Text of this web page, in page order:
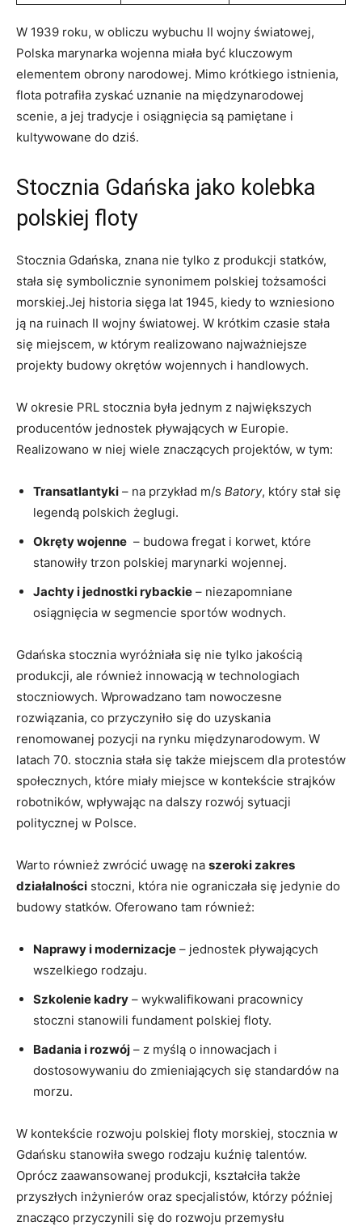
W⁣ 1939 ‍roku, w obliczu wybuchu II wojny światowej,
Polska marynarka wojenna miała ​być kluczowym
elementem ‍obrony narodowej. ‌Mimo krótkiego istnienia,​
flota potrafiła zyskać uznanie na międzynarodowej‍
scenie, a jej tradycje i osiągnięcia⁣ są pamiętane ⁢i
kultywowane do dziś.
Stocznia Gdańska jako kolebka
polskiej floty
Stocznia Gdańska, znana⁤ nie tylko z‌ produkcji statków,
stała się symbolicznie synonimem polskiej tożsamości
morskiej.Jej ‍historia‌ sięga lat 1945, kiedy to wzniesiono
ją‍ na ruinach II wojny światowej. W krótkim czasie stała
się miejscem, w którym realizowano najważniejsze​
projekty ​budowy okrętów wojennych i handlowych.
W ⁣okresie⁣ PRL‍ stocznia była jednym z największych
producentów jednostek pływających w Europie.
Realizowano w niej​ wiele znaczących projektów,⁢ w tym:
Transatlantyki – na przykład ⁣m/s Batory, który ⁣stał się
legendą polskich żeglugi.
Okręty wojenne ​ – budowa⁢ fregat i korwet, które
stanowiły trzon polskiej marynarki wojennej.
Jachty i jednostki rybackie – niezapomniane
osiągnięcia w segmencie sportów wodnych.
Gdańska stocznia wyróżniała się nie tylko jakością
produkcji, ale również innowacją⁣ w technologiach
stoczniowych. Wprowadzano tam nowoczesne
rozwiązania, co przyczyniło się do⁢ uzyskania
renomowanej pozycji na ⁤rynku międzynarodowym. W
latach 70.⁤ stocznia stała się także miejscem‍ dla protestów
społecznych, które miały miejsce w kontekście strajków
robotników, wpływając na dalszy rozwój⁢ sytuacji
⁢politycznej ⁢w Polsce.
Warto ⁣również⁤ zwrócić ‍uwagę ⁤na szeroki zakres
działalności stoczni, która nie ograniczała się jedynie do⁤
budowy statków. Oferowano tam również:
Naprawy i modernizacje ⁣– jednostek pływających
wszelkiego rodzaju.
Szkolenie kadry – wykwalifikowani pracownicy
stoczni stanowili fundament polskiej floty.
Badania i rozwój – z myślą o innowacjach i
dostosowywaniu do zmieniających się standardów na
morzu.
W kontekście ⁤rozwoju polskiej floty morskiej, stocznia w
Gdańsku stanowiła swego rodzaju kuźnię talentów.
⁢Oprócz⁣ zaawansowanej produkcji, kształciła także
przyszłych inżynierów oraz specjalistów, którzy później
znacząco przyczynili się do rozwoju ​przemysłu